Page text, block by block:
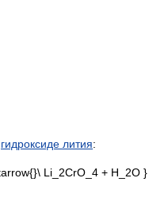
гидроксиде лития: